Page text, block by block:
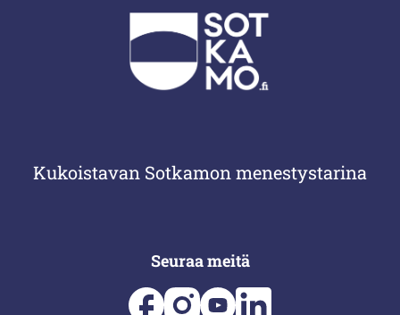
Kukoistavan Sotkamon menestystarina
Seuraa meitä